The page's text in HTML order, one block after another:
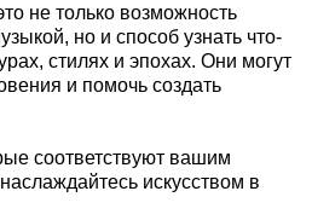
не только возможность
но и способ узнать что-
стилях и эпохах. Они могут
и помочь создать
соответствуют вашим
искусством в